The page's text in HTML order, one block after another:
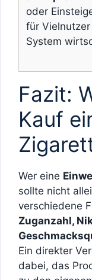
oder
für
System
Fazit:
Kauf
Wer eine
sollte nicht
verschiedene
Zuganzahl,
Ein direkter
dabei, das